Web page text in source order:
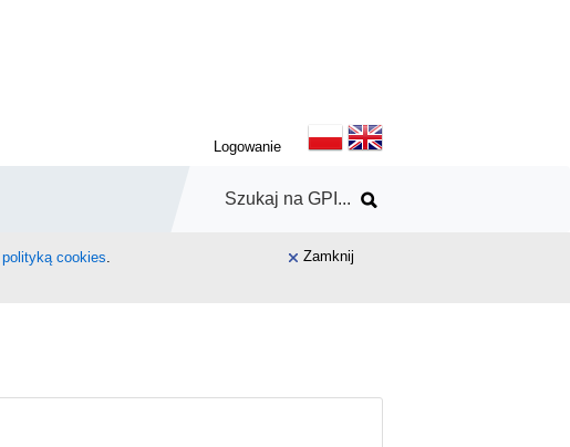
Logowanie
polityką cookies.
Zamknij